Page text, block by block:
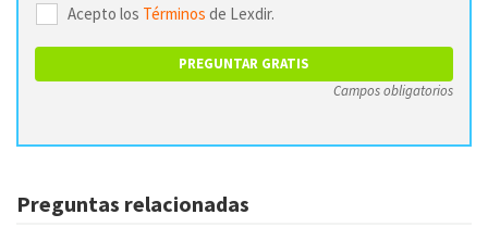
Acepto los Términos de Lexdir.
Campos obligatorios
Preguntas relacionadas